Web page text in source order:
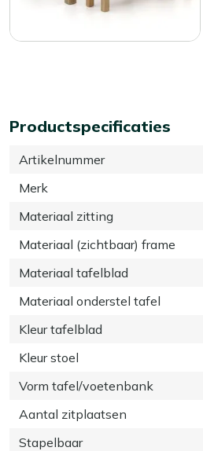
Productspecificaties
Artikelnummer
Merk
Materiaal zitting
Materiaal (zichtbaar) frame
Materiaal tafelblad
Materiaal onderstel tafel
Kleur tafelblad
Kleur stoel
Vorm tafel/voetenbank
Aantal zitplaatsen
Stapelbaar